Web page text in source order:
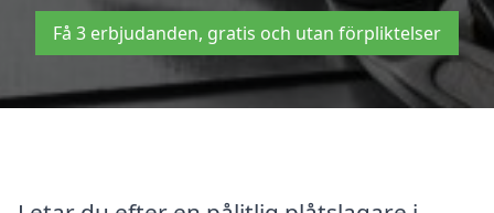
Få 3 erbjudanden, gratis och utan förpliktelser